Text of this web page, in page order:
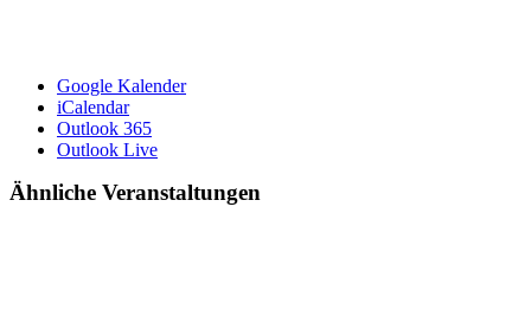
Google Kalender
iCalendar
Outlook 365
Outlook Live
Ähnliche Veranstaltungen